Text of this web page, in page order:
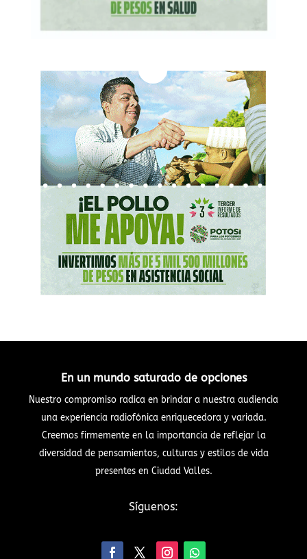
En un mundo saturado de opciones
Nuestro compromiso radica en brindar a nuestra audiencia
una experiencia radiofónica enriquecedora y variada.
Creemos firmemente en la importancia de reflejar la
diversidad de pensamientos, culturas y estilos de vida
presentes en Ciudad Valles.
Síguenos: